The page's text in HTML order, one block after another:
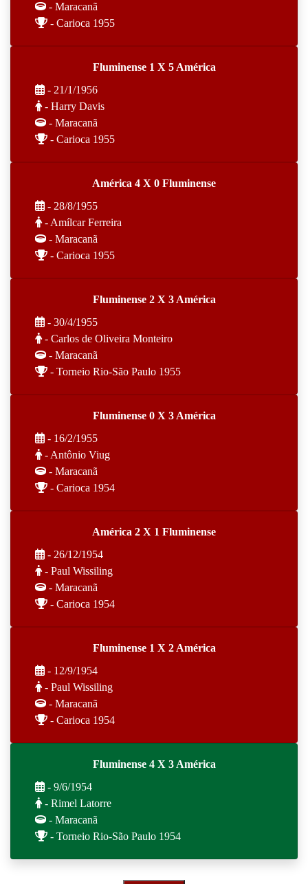
- Maracanã
- Carioca 1955
Fluminense 1 X 5 América
- 21/1/1956
- Harry Davis
- Maracanã
- Carioca 1955
América 4 X 0 Fluminense
- 28/8/1955
- Amílcar Ferreira
- Maracanã
- Carioca 1955
Fluminense 2 X 3 América
- 30/4/1955
- Carlos de Oliveira Monteiro
- Maracanã
- Torneio Rio-São Paulo 1955
Fluminense 0 X 3 América
- 16/2/1955
- Antônio Viug
- Maracanã
- Carioca 1954
América 2 X 1 Fluminense
- 26/12/1954
- Paul Wissiling
- Maracanã
- Carioca 1954
Fluminense 1 X 2 América
- 12/9/1954
- Paul Wissiling
- Maracanã
- Carioca 1954
Fluminense 4 X 3 América
- 9/6/1954
- Rimel Latorre
- Maracanã
- Torneio Rio-São Paulo 1954